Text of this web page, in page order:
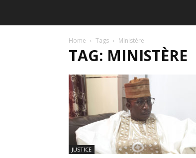
Home Tags Ministère
TAG: MINISTÈRE
JUSTICE